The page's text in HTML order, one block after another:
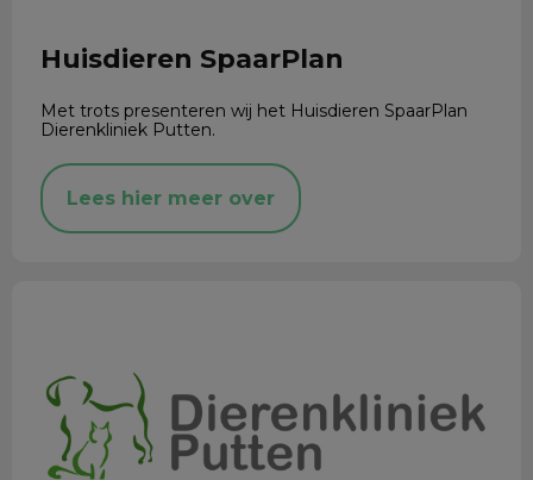
Huisdieren SpaarPlan
Met trots presenteren wij het Huisdieren SpaarPlan
Dierenkliniek Putten.
Lees hier meer over